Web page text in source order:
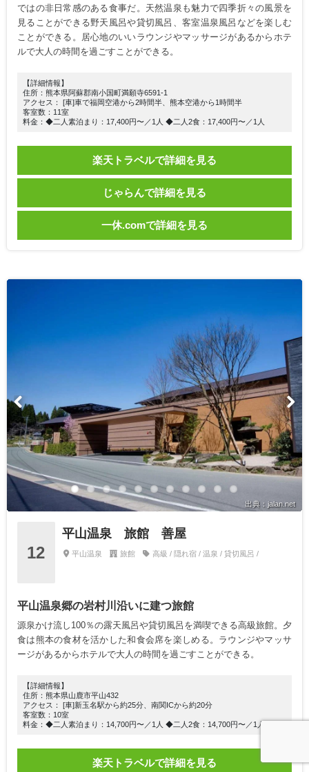
ではの非日常感のある食事だ。天然温泉も魅力で四季折々の風景を
見ることができる野天風呂や貸切風呂、客室温泉風呂などを楽しむ
ことができる。居心地のいいラウンジやマッサージがあるからホテ
ルで大人の時間を過ごすことができる。
【詳細情報】
住所：熊本県阿蘇郡南小国町満願寺6591-1
アクセス： [車]車で福岡空港から2時間半、熊本空港から1時間半
客室数：11室
料金：◆二人素泊まり：17,400円〜／1人 ◆二人2食：17,400円〜／1人
楽天トラベルで詳細を見る
じゃらんで詳細を見る
一休.comで詳細を見る
出典：jalan.net
12
平山温泉 旅館 善屋
平山温泉 旅館 高級 / 隠れ宿 / 温泉 / 貸切風呂 /
平山温泉郷の岩村川沿いに建つ旅館
源泉かけ流し100％の露天風呂や貸切風呂を満喫できる高級旅館。夕
食は熊本の食材を活かした和食会席を楽しめる。ラウンジやマッサ
ージがあるからホテルで大人の時間を過ごすことができる。
【詳細情報】
住所：熊本県山鹿市平山432
アクセス： [車]新玉名駅から約25分、南関ICから約20分
客室数：10室
料金：◆二人素泊まり：14,700円〜／1人 ◆二人2食：14,700円〜／1人
楽天トラベルで詳細を見る